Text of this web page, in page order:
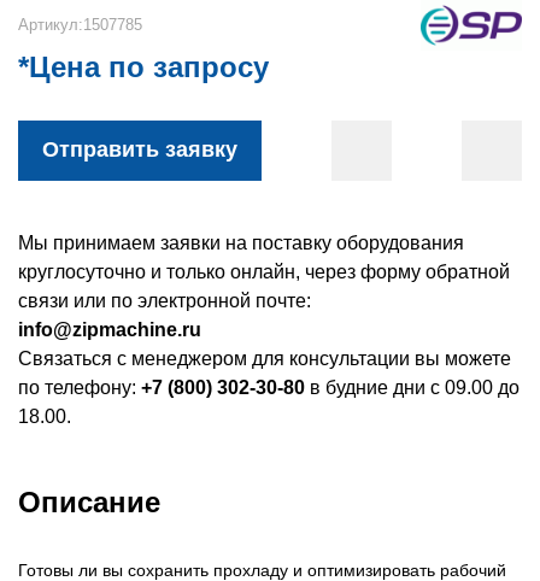
Артикул:1507785
*Цена по запросу
Отправить заявку
Мы принимаем заявки на поставку оборудования
круглосуточно и только онлайн, через форму обратной
связи или по электронной почте:
info@zipmachine.ru
Связаться с менеджером для консультации вы можете
по телефону: +7 (800) 302-30-80 в будние дни с 09.00 до
18.00.
Описание
Готовы ли вы сохранить прохладу и оптимизировать рабочий